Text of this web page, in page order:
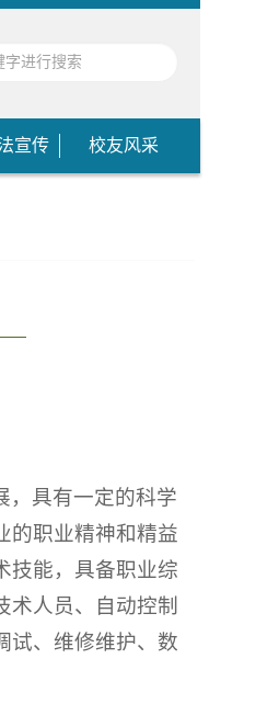
宣传 校友风采
，具有一定的科学
的职业精神和精益
技能，具备职业综
术人员、自动控制
试、维修维护、数